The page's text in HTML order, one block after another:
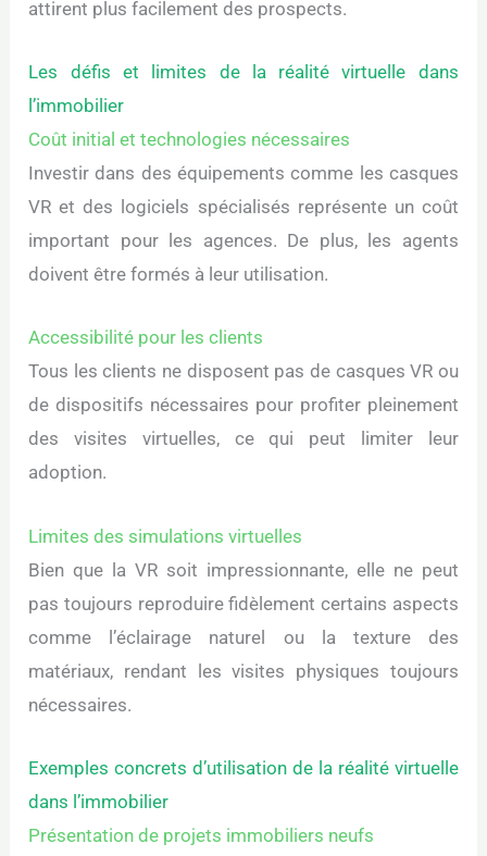
attirent plus facilement des prospects.
Les défis et limites de la réalité virtuelle dans
l’immobilier
Coût initial et technologies nécessaires
Investir dans des équipements comme les casques
VR et des logiciels spécialisés représente un coût
important pour les agences. De plus, les agents
doivent être formés à leur utilisation.
Accessibilité pour les clients
Tous les clients ne disposent pas de casques VR ou
de dispositifs nécessaires pour profiter pleinement
des visites virtuelles, ce qui peut limiter leur
adoption.
Limites des simulations virtuelles
Bien que la VR soit impressionnante, elle ne peut
pas toujours reproduire fidèlement certains aspects
comme l’éclairage naturel ou la texture des
matériaux, rendant les visites physiques toujours
nécessaires.
Exemples concrets d’utilisation de la réalité virtuelle
dans l’immobilier
Présentation de projets immobiliers neufs